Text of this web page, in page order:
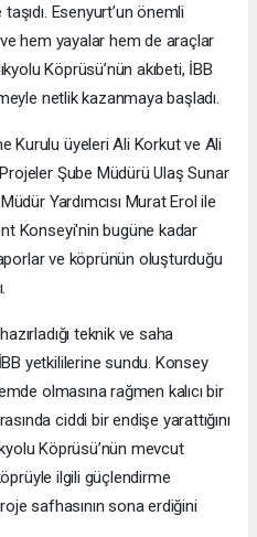
Esenyurt’un önemli
hem yayalar hem de araçlar
Köprüsü’nün akıbeti, İBB
netlik kazanmaya başladı.
Kurulu üyeleri Ali Korkut ve Ali
Şube Müdürü Ulaş Sunar
Yardımcısı Murat Erol ile
Konseyi'nin bugüne kadar
ve köprünün oluşturduğu
teknik ve saha
yetkililerine sundu. Konsey
olmasına rağmen kalıcı bir
ciddi bir endişe yarattığını
Köprüsü’nün mevcut
ilgili güçlendirme
safhasının sona erdiğini